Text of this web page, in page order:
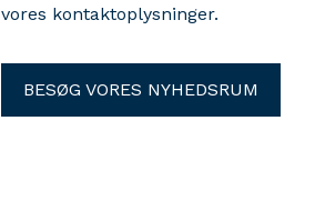
vores kontaktoplysninger.
BESØG VORES NYHEDSRUM